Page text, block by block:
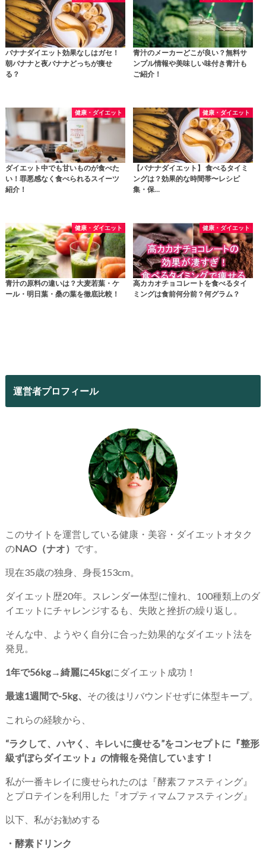
バナナダイエット効果なしはガセ！
朝バナナと夜バナナどっちが痩せ
る？
青汁のメーカーどこが良い？無料サ
ンプル情報や美味しい味付き青汁も
ご紹介！
健康・ダイエット
ダイエット中でも甘いものが食べた
い！罪悪感なく食べられるスイーツ
紹介！
健康・ダイエット
【バナナダイエット】 食べるタイミ
ングは？効果的な時間帯〜レシピ
集・保…
健康・ダイエット
青汁の原料の違いは？大麦若葉・ケ
ール・明日葉・桑の葉を徹底比較！
健康・ダイエット
高カカオチョコレートを食べるタイ
ミングは食前何分前？何グラム？
運営者プロフィール
このサイトを運営している健康・美容・ダイエットオタク
のNAO（ナオ） です。
現在35歳の独身、身長153cm。
ダイエット歴20年。スレンダー体型に憧れ、100種類上のダ
イエットにチャレンジするも、失敗と挫折の繰り返し。
そんな中、ようやく自分に合った効果的なダイエット法を
発見。
1年で56kg→綺麗に45kgにダイエット成功！
最速1週間で-5kg、 その後はリバウンドせずに体型キープ。
これらの経験から、
“ラクして、ハヤく、キレいに痩せる”をコンセプトに『整形
級ずぼらダイエット』の情報を発信しています！
私が一番キレイに痩せられたのは『酵素ファスティング』
とプロテインを利用した『オプティマムファスティング』
以下、私がお勧めする
・酵素ドリンク